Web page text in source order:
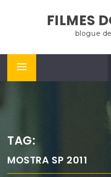
FILMES
blogue
Primary
TAG:
MOSTRA SP 2011